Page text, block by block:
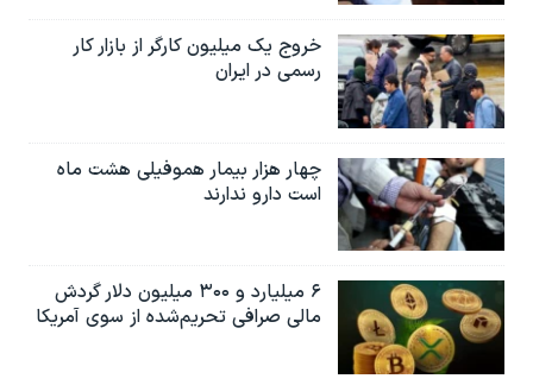
خروج یک میلیون کارگر از بازار کار
رسمی در ایران
چهار هزار بیمار هموفیلی هشت ماه
است دارو ندارند
۶ میلیارد و ۳۰۰ میلیون دلار گردش
مالی صرافی تحریم‌شده از سوی آمریکا